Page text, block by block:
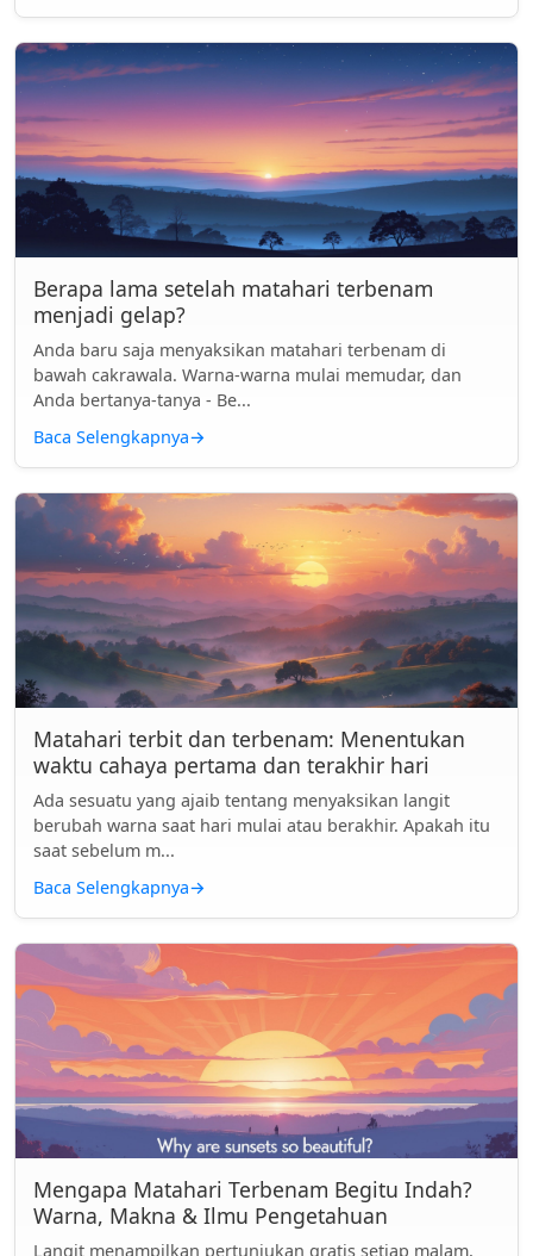
Berapa lama setelah matahari terbenam
menjadi gelap?
Anda baru saja menyaksikan matahari terbenam di
bawah cakrawala. Warna-warna mulai memudar, dan
Anda bertanya-tanya - Be...
Baca Selengkapnya→
Matahari terbit dan terbenam: Menentukan
waktu cahaya pertama dan terakhir hari
Ada sesuatu yang ajaib tentang menyaksikan langit
berubah warna saat hari mulai atau berakhir. Apakah itu
saat sebelum m...
Baca Selengkapnya→
Mengapa Matahari Terbenam Begitu Indah?
Warna, Makna & Ilmu Pengetahuan
Langit menampilkan pertunjukan gratis setiap malam,